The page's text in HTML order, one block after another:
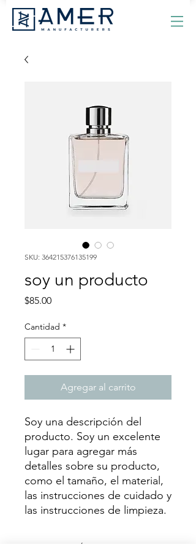
SKU: 364215376135199
soy un producto
$85.00Precio
Cantidad *
Agregar al carrito
Soy una descripción del
producto. Soy un excelente
lugar para agregar más
detalles sobre su producto,
como el tamaño, el material,
las instrucciones de cuidado y
las instrucciones de limpieza.